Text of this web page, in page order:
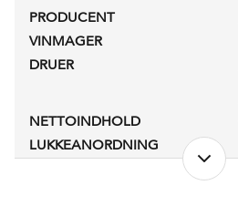
PRODUCENT
VINMAGER
DRUER
NETTOINDHOLD
LUKKEANORDNING
ANTAL FLASKER PRODUCERET